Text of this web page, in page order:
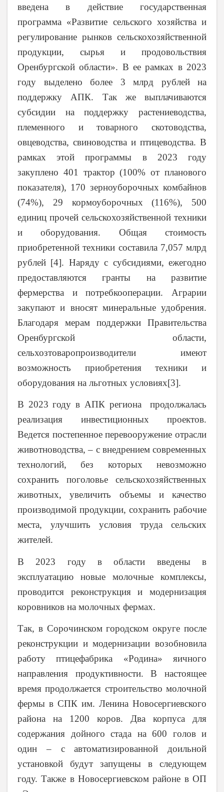
введена в действие государственная
программа «Развитие сельского хозяйства и
регулирование рынков сельскохозяйственной
продукции, сырья и продовольствия
Оренбургской области». В ее рамках в 2023
году выделено более 3 млрд рублей на
поддержку АПК. Так же выплачиваются
субсидии на поддержку растениеводства,
племенного и товарного скотоводства,
овцеводства, свиноводства и птицеводства. В
рамках этой программы в 2023 году
закуплено 401 трактор (100% от планового
показателя), 170 зерноуборочных комбайнов
(74%), 29 кормоуборочных (116%), 500
единиц прочей сельскохозяйственной техники
и оборудования. Общая стоимость
приобретенной техники составила 7,057 млрд
рублей [4]. Наряду с субсидиями, ежегодно
предоставляются гранты на развитие
фермерства и потребкооперации. Аграрии
закупают и вносят минеральные удобрения.
Благодаря мерам поддержки Правительства
Оренбургской области,
сельхозтоваропроизводители имеют
возможность приобретения техники и
оборудования на льготных условиях[3].
В 2023 году в АПК региона продолжалась
реализация инвестиционных проектов.
Ведется постепенное перевооружение отрасли
животноводства, – с внедрением современных
технологий, без которых невозможно
сохранить поголовье сельскохозяйственных
животных, увеличить объемы и качество
производимой продукции, сохранить рабочие
места, улучшить условия труда сельских
жителей.
В 2023 году в области введены в
эксплуатацию новые молочные комплексы,
проводится реконструкция и модернизация
коровников на молочных фермах.
Так, в Сорочинском городском округе после
реконструкции и модернизации возобновила
работу птицефабрика «Родина» яичного
направления продуктивности. В настоящее
время продолжается строительство молочной
фермы в СПК им. Ленина Новосергиевского
района на 1200 коров. Два корпуса для
содержания дойного стада на 600 голов и
один – с автоматизированной доильной
установкой будут запущены в следующем
году. Также в Новосергиевском районе в ОП